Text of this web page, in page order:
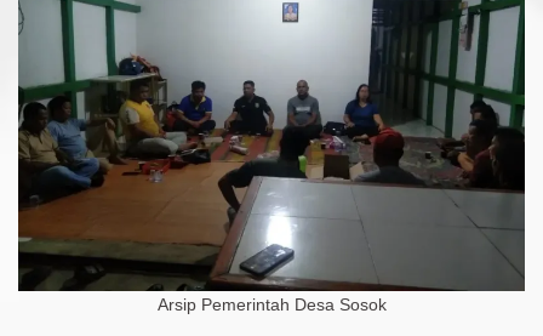
Arsip Pemerintah Desa Sosok